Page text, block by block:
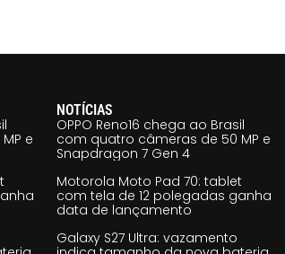
e
NOTÍCIAS
OPPO Reno16 chega ao Brasil
com quatro câmeras de 50 MP e
Snapdragon 7 Gen 4
Motorola Moto Pad 70: tablet
com tela de 12 polegadas ganha
data de lançamento
Galaxy S27 Ultra: vazamento